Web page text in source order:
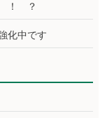
！ ？
化中です